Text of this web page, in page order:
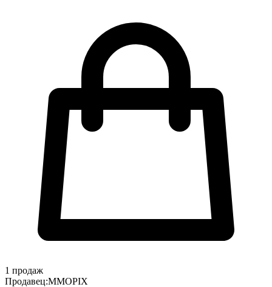
1 продаж
Продавец:MMOPIX